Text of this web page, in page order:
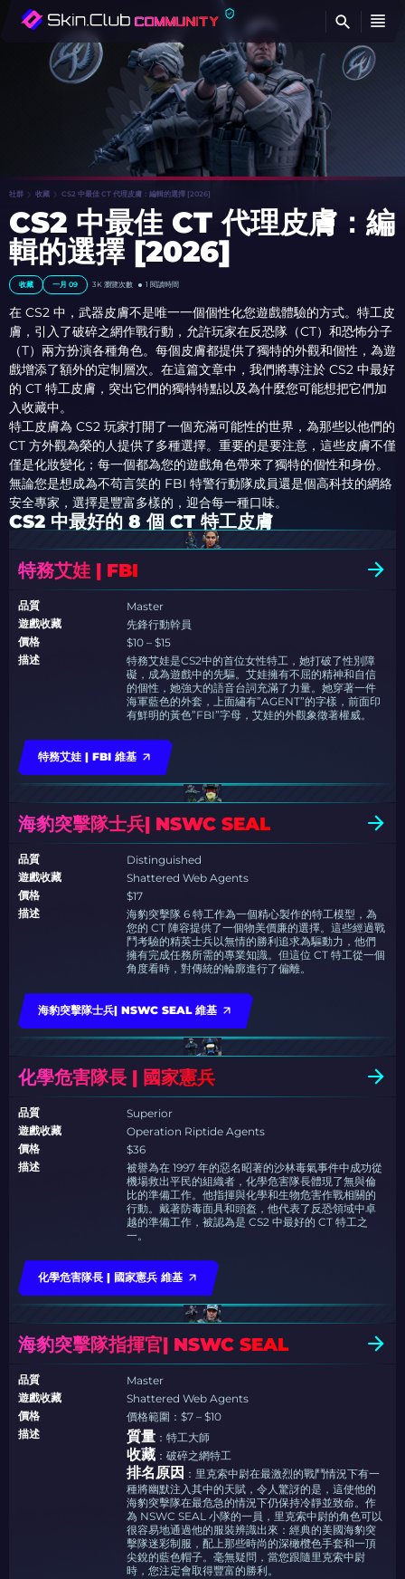
社群 收藏 CS2 中最佳 CT 代理皮膚：編輯的選擇 [2026]
CS2 中最佳 CT 代理皮膚：編
輯的選擇 [2026]
收藏 一月 09 3K 瀏覽次數 1 閱讀時間
在 CS2 中，武器皮膚不是唯一一個個性化您遊戲體驗的方式。特工皮
膚，引入了破碎之網作戰行動，允許玩家在反恐隊（CT）和恐怖分子
（T）兩方扮演各種角色。每個皮膚都提供了獨特的外觀和個性，為遊
戲增添了額外的定制層次。在這篇文章中，我們將專注於 CS2 中最好
的 CT 特工皮膚，突出它們的獨特特點以及為什麼您可能想把它們加
入收藏中。
特工皮膚為 CS2 玩家打開了一個充滿可能性的世界，為那些以他們的
CT 方外觀為榮的人提供了多種選擇。重要的是要注意，這些皮膚不僅
僅是化妝變化；每一個都為您的遊戲角色帶來了獨特的個性和身份。
無論您是想成為不苟言笑的 FBI 特警行動隊成員還是個高科技的網絡
安全專家，選擇是豐富多樣的，迎合每一種口味。
CS2 中最好的 8 個 CT 特工皮膚
特務艾娃 | FBI
品質
Master
遊戲收藏
先鋒行動幹員
價格
$10 – $15
描述
特務艾娃是CS2中的首位女性特工，她打破了性別障
礙，成為遊戲中的先驅。艾娃擁有不屈的精神和自信
的個性，她強大的語音台詞充滿了力量。她穿著一件
海軍藍色的外套，上面繡有”AGENT”的字樣，前面印
有鮮明的黃色”FBI”字母，艾娃的外觀象徵著權威。
特務艾娃 | FBI 維基
海豹突擊隊士兵| NSWC SEAL
品質
Distinguished
遊戲收藏
Shattered Web Agents
價格
$17
描述
海豹突擊隊 6 特工作為一個精心製作的特工模型，為
您的 CT 陣容提供了一個物美價廉的選擇。這些經過戰
鬥考驗的精英士兵以無情的勝利追求為驅動力，他們
擁有完成任務所需的專業知識。但這位 CT 特工從一個
角度看時，對傳統的輪廓進行了偏離。
海豹突擊隊士兵| NSWC SEAL 維基
化學危害隊長 | 國家憲兵
品質
Superior
遊戲收藏
Operation Riptide Agents
價格
$36
描述
被譽為在 1997 年的惡名昭著的沙林毒氣事件中成功從
機場救出平民的組織者，化學危害隊長體現了無與倫
比的準備工作。他指揮與化學和生物危害作戰相關的
行動。戴著防毒面具和頭盔，他代表了反恐領域中卓
越的準備工作，被認為是 CS2 中最好的 CT 特工之
一。
化學危害隊長 | 國家憲兵 維基
海豹突擊隊指揮官| NSWC SEAL
品質
Master
遊戲收藏
Shattered Web Agents
價格
價格範圍：$7 – $10
描述
質量 ：特工大師
收藏 ：破碎之網特工
排名原因 ：里克索中尉在最激烈的戰鬥情況下有一
種將幽默注入其中的天賦，令人驚訝的是，這使他的
海豹突擊隊在最危急的情況下仍保持冷靜並致命。作
為 NSWC SEAL 小隊的一員，里克索中尉的角色可以
很容易地通過他的服裝辨識出來：經典的美國海豹突
擊隊迷彩制服，配上那些時尚的深橄欖色手套和一頂
尖銳的藍色帽子。毫無疑問，當您跟隨里克索中尉
時，您注定會取得豐富的勝利。